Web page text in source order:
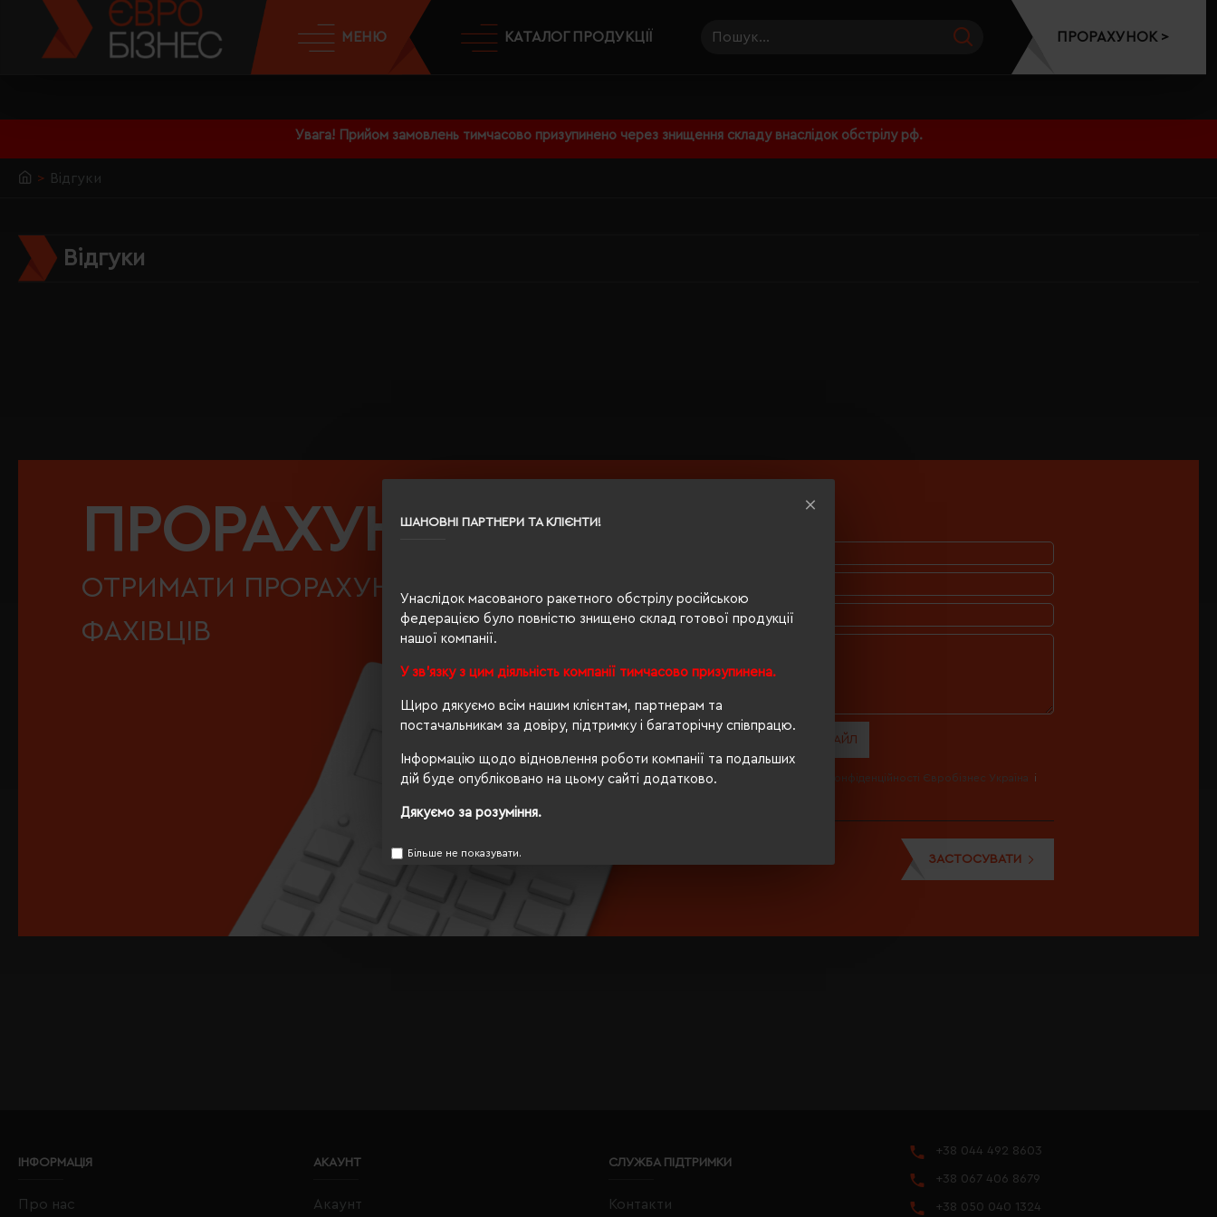
ШАНОВНІ ПАРТНЕРИ ТА КЛІЄНТИ!
Унаслідок масованого ракетного обстрілу російською
федерацією було повністю знищено склад готової продукції
нашої компанії.
У зв'язку з цим діяльність компанії тимчасово призупинена.
Щиро дякуємо всім нашим клієнтам, партнерам та
постачальникам за довіру, підтримку і багаторічну співпрацю.
Інформацію щодо відновлення роботи компанії та подальших
дій буде опубліковано на цьому сайті додатково.
Дякуємо за розуміння.
Більше не показувати.
Увага! Прийом замовлень тимчасово призупинено через знищення складу внаслідок обстрілу рф.
МЕНЮ КАТАЛОГ ПРОДУКЦІЇ ПРОРАХУНОК >
Відгуки
Відгуки
ПРОРАХУНОК
ОТРИМАТИ ПРОРАХУНОК ВІД НАШИХ
ФАХІВЦІВ
ЗАВАНТАЖИТИ ФАЙЛ
Політика конфіденційності Євробізнес Україна
і
ЗАСТОСУВАТИ
ІНФОРМАЦІЯ
Про нас
АКАУНТ
Акаунт
СЛУЖБА ПІДТРИМКИ
Контакти
+38 044 492 8603
+38 067 406 8679
+38 050 040 1324